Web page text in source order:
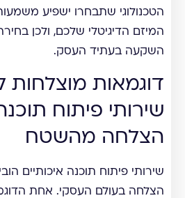
הטכנולוגי שתבחרו ישפיע
המיזם הדיגיטלי שלכם, ולכן
השקעה בעתיד העסק.
דוגמאות מוצלחות
שירותי פיתוח
הצלחה מהשטח
שירותי פיתוח תוכנה איכותיים
הצלחה בעולם העסקי. אחת